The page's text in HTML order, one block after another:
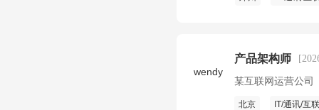
wendy
产品架构师
某互联网运营公司
北京 IT/通讯/互